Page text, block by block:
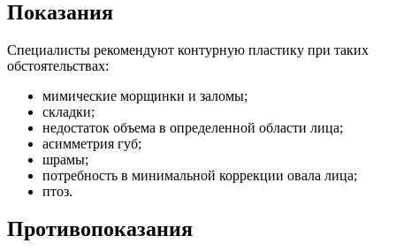
Показания
Специалисты рекомендуют контурную пластику при таких
обстоятельствах:
мимические морщинки и заломы;
складки;
недостаток объема в определенной области лица;
асимметрия губ;
шрамы;
потребность в минимальной коррекции овала лица;
птоз.
Противопоказания